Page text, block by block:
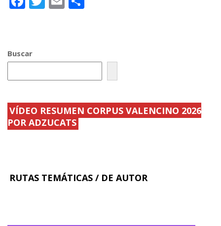
b
o
o
ar
ti
Buscar
VÍDEO RESUMEN CORPUS VALENCINO 2026
POR ADZUCATS
RUTAS TEMÁTICAS / DE AUTOR